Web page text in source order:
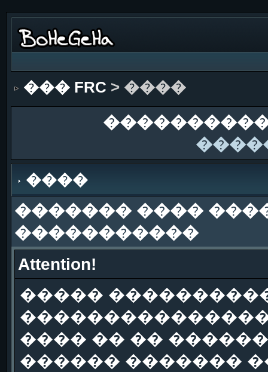
��� FRC > ����
����
������� ����
�����������
Attention!
�����
���� �� ��
������ �������